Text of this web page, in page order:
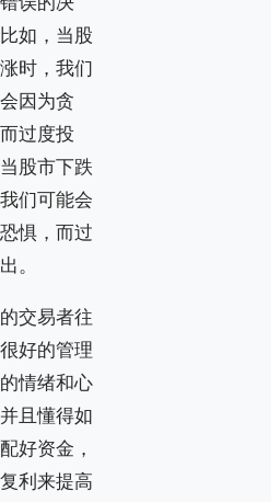
如，当股
时，我们
因为贪
过度投
股市下跌
们可能会
惧，而过
。
交易者往
好的管理
情绪和心
且懂得如
好资金，
利来提高